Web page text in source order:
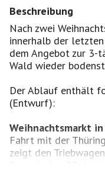
Beschreibung
Nach zwei
innerhalb der
dem Angebot zur 3-
Wald wieder
Der Ablauf enthält
(Entwurf):
Fahrt mit der